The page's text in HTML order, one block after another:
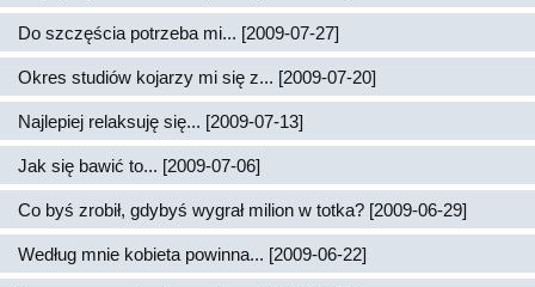
Do szczęścia potrzeba mi... [2009-07-27]
Okres studiów kojarzy mi się z... [2009-07-20]
Najlepiej relaksuję się... [2009-07-13]
Jak się bawić to... [2009-07-06]
Co byś zrobił, gdybyś wygrał milion w totka? [2009-06-29]
Według mnie kobieta powinna... [2009-06-22]